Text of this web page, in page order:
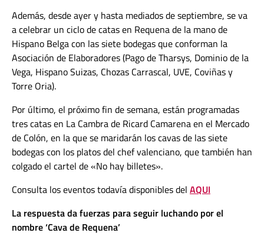
Además, desde ayer y hasta mediados de septiembre, se va
a celebrar un ciclo de catas en Requena de la mano de
Hispano Belga con las siete bodegas que conforman la
Asociación de Elaboradores (Pago de Tharsys, Dominio de la
Vega, Hispano Suizas, Chozas Carrascal, UVE, Coviñas y
Torre Oria).
Por último, el próximo fin de semana, están programadas
tres catas en La Cambra de Ricard Camarena en el Mercado
de Colón, en la que se maridarán los cavas de las siete
bodegas con los platos del chef valenciano, que también han
colgado el cartel de «No hay billetes».
Consulta los eventos todavía disponibles del AQUI
La respuesta da fuerzas para seguir luchando por el
nombre ‘Cava de Requena’